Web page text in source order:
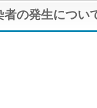
者の発生につ